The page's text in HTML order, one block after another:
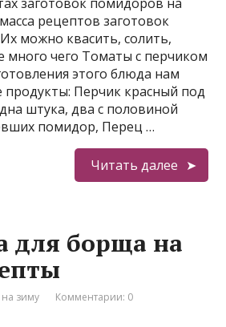
рецептов заготовок
можно квасить, солить,
чего Томаты с перчиком
этого блюда нам
Перчик красный под
штука, два с половиной
помидор, Перец …
Читать далее
для борща на
на зиму Комментарии: 0